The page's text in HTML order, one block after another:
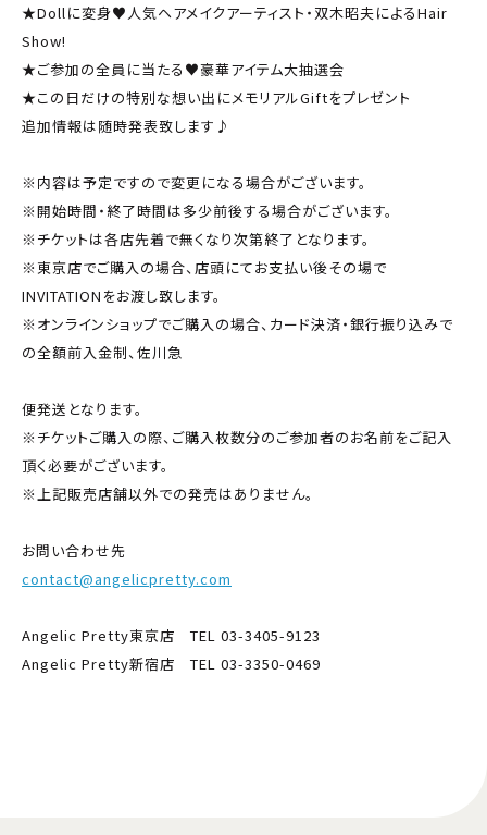
★Dollに変身♥人気ヘアメイクアーティスト・双木昭夫によるHair
Show!
★ご参加の全員に当たる♥豪華アイテム大抽選会
★この日だけの特別な想い出にメモリアルGiftをプレゼント
追加情報は随時発表致します♪
※内容は予定ですので変更になる場合がございます。
※開始時間・終了時間は多少前後する場合がございます。
※チケットは各店先着で無くなり次第終了となります。
※東京店でご購入の場合、店頭にてお支払い後その場で
INVITATIONをお渡し致します。
※オンラインショップでご購入の場合、カード決済・銀行振り込みで
の全額前入金制、佐川急
便発送となります。
※チケットご購入の際、ご購入枚数分のご参加者のお名前をご記入
頂く必要がございます。
※上記販売店舗以外での発売はありません。
お問い合わせ先
contact@angelicpretty.com
Angelic Pretty東京店 TEL 03-3405-9123
Angelic Pretty新宿店 TEL 03-3350-0469